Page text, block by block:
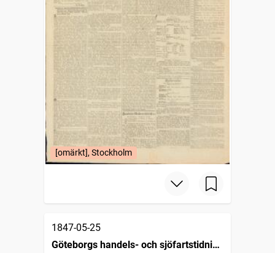
[omärkt], Stockholm
1847-05-25
Göteborgs handels- och sjöfartstidning